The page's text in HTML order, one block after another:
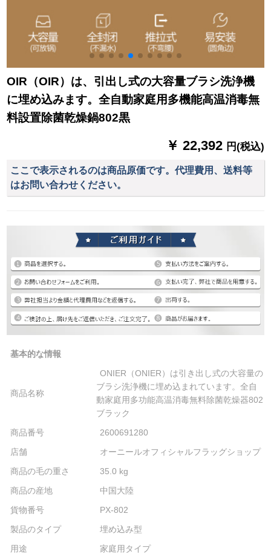
OIR（OIR）は、引出し式の大容量ブラシ洗浄機
に埋め込みます。全自動家庭用多機能高温消毒無
料設置除菌乾燥鍋802黒
￥ 22,392 円(税込)
ここで表示されるのは商品原価です。代理費用、送料等
はお問い合わせください。
基本的な情報
商品名称
ONIER（ONIER）は引き出し式の大容量の
ブラシ洗浄機に埋め込まれています。全自
動家庭用多功能高温消毒無料除菌乾燥器802
ブラック
商品番号
2600691280
店舗
オーニールオフィシャルフラッグショップ
商品の毛の重さ
35.0 kg
商品の産地
中国大陸
貨物番号
PX-802
製品のタイプ
埋め込み型
用途
家庭用タイプ